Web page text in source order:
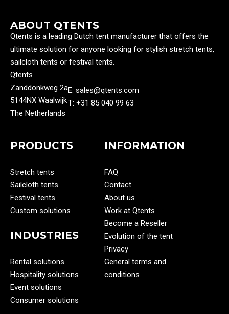
ABOUT QTENTS
Qtents is a leading Dutch tent manufacturer that offers the
ultimate solution for anyone looking for stylish stretch tents,
sailcloth tents or festival tents.
Qtents
Zanddonkweg 2a
5144NX Waalwijk
The Netherlands
E: sales@qtents.com
T: ‭+31 85 040 99 63‬
PRODUCTS
Stretch tents
Sailcloth tents
Festival tents
Custom solutions
INDUSTRIES
Rental solutions
Hospitality solutions
Event solutions
Consumer solutions
INFORMATION
FAQ
Contact
About us
Work at Qtents
Become a Reseller
Evolution of the tent
Privacy
General terms and
conditions